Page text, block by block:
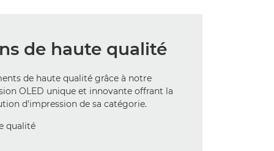
de haute qualité
de haute qualité grâce à notre
OLED unique et innovante offrant la
d'impression de sa catégorie.